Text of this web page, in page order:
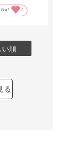
Like! 0
い順
る